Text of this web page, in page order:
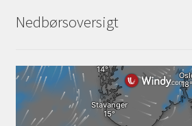
Nedbørsoversigt